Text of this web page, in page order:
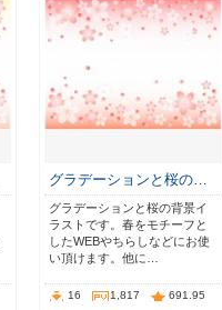
グラデーションと桜の…
グラデーションと桜の背景イ
ラストです。春をモチーフと
したWEBやちらしなどにお使
い頂けます。他に…
16 1,817 691.95